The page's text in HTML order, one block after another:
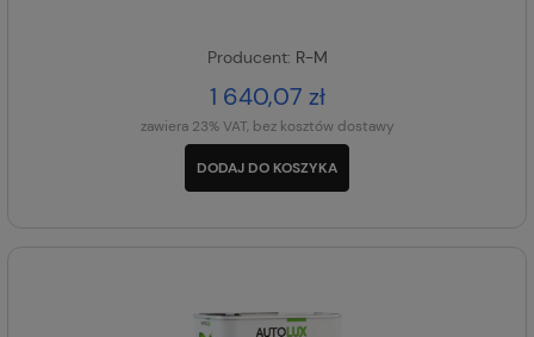
Producent: R-M
1 640,07 zł
zawiera 23% VAT, bez kosztów dostawy
DODAJ DO KOSZYKA